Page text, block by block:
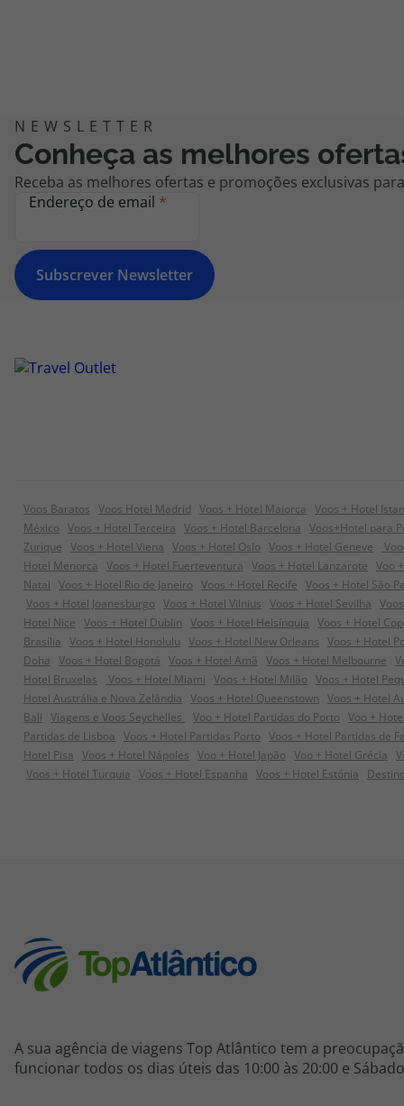
Conheça as melhores
Receba as melhores ofertas e promoções exclusivas
Endereço de email *
Subscrever Newsletter
Voos Baratos Voos Hotel Madrid Voos + Hotel Maiorca Voos + Hotel
México Voos + Hotel Terceira Voos + Hotel Barcelona Voos+Hotel para
Zurique Voos + Hotel Viena Voos + Hotel Oslo Voos + Hotel Geneve
Hotel Menorca Voos + Hotel Fuerteventura Voos + Hotel Lanzarote Voo
Natal Voos + Hotel Rio de Janeiro Voos + Hotel Recife Voos + Hotel São
Voos + Hotel Joanesburgo Voos + Hotel Vilnius Voos + Hotel Sevilha
Hotel Nice Voos + Hotel Dublin Voos + Hotel Helsínquia Voos + Hotel
Brasília Voos + Hotel Honolulu Voos + Hotel New Orleans Voos + Hotel
Doha Voos + Hotel Bogotá Voos + Hotel Amã Voos + Hotel Melbourne
Hotel Bruxelas
Voos + Hotel Miami Voos + Hotel Milão Voos + Hotel
Hotel Austrália e Nova Zelândia Voos + Hotel Queenstown Voos + Hotel
Bali Viagens e Voos Seychelles Voo + Hotel Partidas do Porto Voo +
Partidas de Lisboa Voos + Hotel Partidas Porto Voos + Hotel Partidas de
Hotel Pisa Voos + Hotel Nápoles Voo + Hotel Japão Voo + Hotel Grécia
Voos + Hotel Turquia Voos + Hotel Espanha Voos + Hotel Estónia
A sua agência de viagens Top Atlântico tem a
funcionar todos os dias úteis das 10:00 às 20:00 e